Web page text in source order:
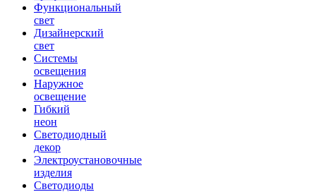
Функциональный
свет
Дизайнерский
свет
Системы
освещения
Наружное
освещение
Гибкий
неон
Светодиодный
декор
Электроустановочные
изделия
Светодиоды